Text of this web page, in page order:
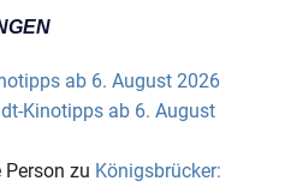
ab 6. August 2026
Kinotipps ab 6. August
zu Königsbrücker: